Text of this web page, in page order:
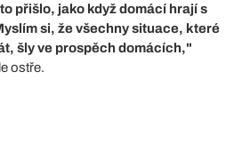
přišlo, jako když domácí hrají s
si, že všechny situace, které
šly ve prospěch domácích,"
ostře.